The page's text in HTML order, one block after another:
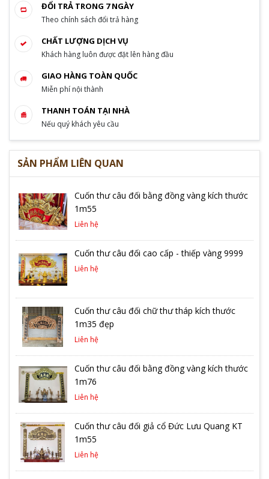
ĐỔI TRẢ TRONG 7 NGÀY
Theo chính sách đổi trả hàng
CHẤT LƯỢNG DỊCH VỤ
Khách hàng luôn được đặt lên hàng đầu
GIAO HÀNG TOÀN QUỐC
Miễn phí nội thành
THANH TOÁN TẠI NHÀ
Nếu quý khách yêu cầu
SẢN PHẨM LIÊN QUAN
Cuốn thư câu đối bằng đồng vàng kích thước
1m55
Liên hệ
Cuốn thư câu đối cao cấp - thiếp vàng 9999
Liên hệ
Cuốn thư câu đối chữ thư tháp kích thước
1m35 đẹp
Liên hệ
Cuốn thư câu đối bằng đồng vàng kích thước
1m76
Liên hệ
Cuốn thư câu đối giả cổ Đức Lưu Quang KT
1m55
Liên hệ